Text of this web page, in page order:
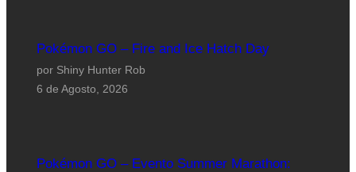
Pokémon GO – Fire and Ice Hatch Day
por Shiny Hunter Rob
6 de Agosto, 2026
Pokémon GO – Evento Summer Marathon: